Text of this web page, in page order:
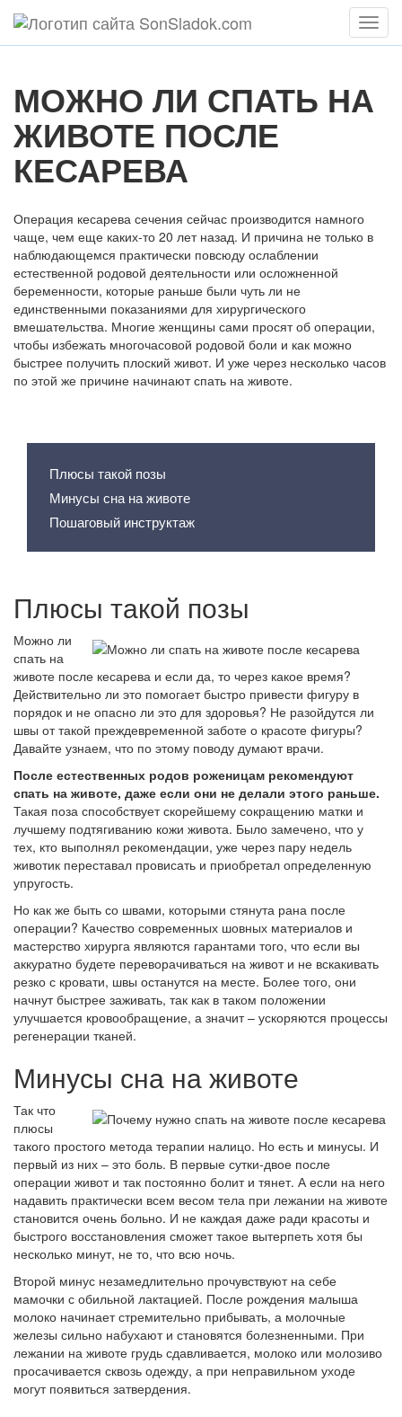
Меню
МОЖНО ЛИ СПАТЬ НА
ЖИВОТЕ ПОСЛЕ
КЕСАРЕВА
Операция кесарева сечения сейчас производится намного
чаще, чем еще каких-то 20 лет назад. И причина не только в
наблюдающемся практически повсюду ослаблении
естественной родовой деятельности или осложненной
беременности, которые раньше были чуть ли не
единственными показаниями для хирургического
вмешательства. Многие женщины сами просят об операции,
чтобы избежать многочасовой родовой боли и как можно
быстрее получить плоский живот. И уже через несколько часов
по этой же причине начинают спать на животе.
Плюсы такой позы
Минусы сна на животе
Пошаговый инструктаж
Плюсы такой позы
Можно ли
спать на
животе после кесарева и если да, то через какое время?
Действительно ли это помогает быстро привести фигуру в
порядок и не опасно ли это для здоровья? Не разойдутся ли
швы от такой преждевременной заботе о красоте фигуры?
Давайте узнаем, что по этому поводу думают врачи.
После естественных родов роженицам рекомендуют
спать на животе, даже если они не делали этого раньше.
Такая поза способствует скорейшему сокращению матки и
лучшему подтягиванию кожи живота. Было замечено, что у
тех, кто выполнял рекомендации, уже через пару недель
животик переставал провисать и приобретал определенную
упругость.
Но как же быть со швами, которыми стянута рана после
операции? Качество современных шовных материалов и
мастерство хирурга являются гарантами того, что если вы
аккуратно будете переворачиваться на живот и не вскакивать
резко с кровати, швы останутся на месте. Более того, они
начнут быстрее заживать, так как в таком положении
улучшается кровообращение, а значит – ускоряются процессы
регенерации тканей.
Минусы сна на животе
Так что
плюсы
такого простого метода терапии налицо. Но есть и минусы. И
первый из них – это боль. В первые сутки-двое после
операции живот и так постоянно болит и тянет. А если на него
надавить практически всем весом тела при лежании на животе
становится очень больно. И не каждая даже ради красоты и
быстрого восстановления сможет такое вытерпеть хотя бы
несколько минут, не то, что всю ночь.
Второй минус незамедлительно прочувствуют на себе
мамочки с обильной лактацией. После рождения малыша
молоко начинает стремительно прибывать, а молочные
железы сильно набухают и становятся болезненными. При
лежании на животе грудь сдавливается, молоко или молозиво
просачивается сквозь одежду, а при неправильном уходе
могут появиться затвердения.